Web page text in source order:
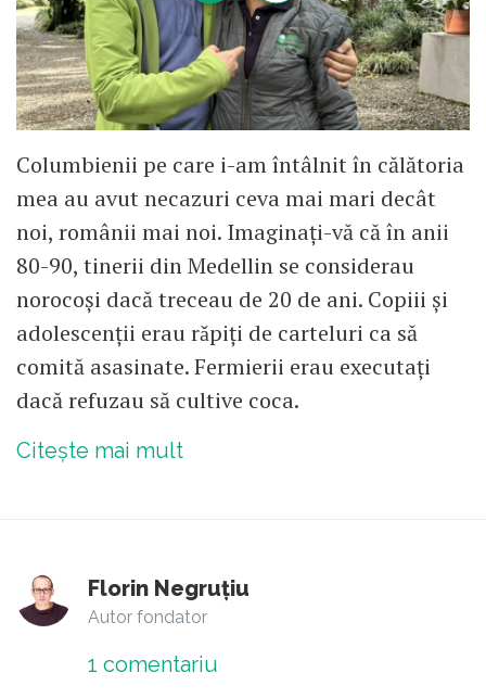
Columbienii pe care i-am întâlnit în călătoria
mea au avut necazuri ceva mai mari decât
noi, românii mai noi. Imaginați-vă că în anii
80-90, tinerii din Medellin se considerau
norocoși dacă treceau de 20 de ani. Copiii și
adolescenții erau rǎpiți de carteluri ca să
comită asasinate. Fermierii erau executați
dacă refuzau să cultive coca.
Citește mai mult
Florin Negruțiu
Autor fondator
1 comentariu